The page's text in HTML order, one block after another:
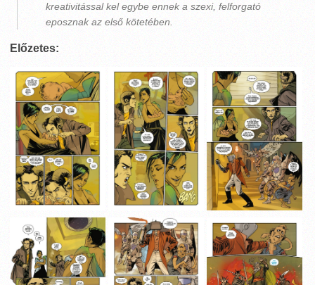
kreativitással kel egybe ennek a szexi, felforgató
eposznak az első kötetében.
Előzetes: